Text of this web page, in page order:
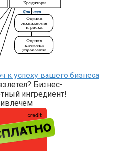
к успеху вашего бизнеса
Бизнес-
ингредиент!